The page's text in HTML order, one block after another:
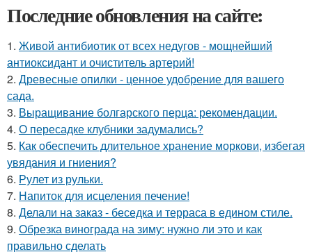
Последние обновления на сайте:
1. Живой антибиотик от всех недугов - мощнейший
антиоксидант и очиститель артерий!
2. Древесные опилки - ценное удобрение для вашего
сада.
3. Выращивание болгарского перца: рекомендации.
4. О пересадке клубники задумались?
5. Как обеспечить длительное хранение моркови, избегая
увядания и гниения?
6. Рулет из рульки.
7. Напиток для исцеления печение!
8. Делали на заказ - беседка и терраса в едином стиле.
9. Обрезка винограда на зиму: нужно ли это и как
правильно сделать